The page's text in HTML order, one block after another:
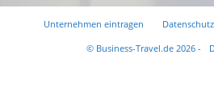
Unternehmen eintragen
© Business-Travel.de 2026 -